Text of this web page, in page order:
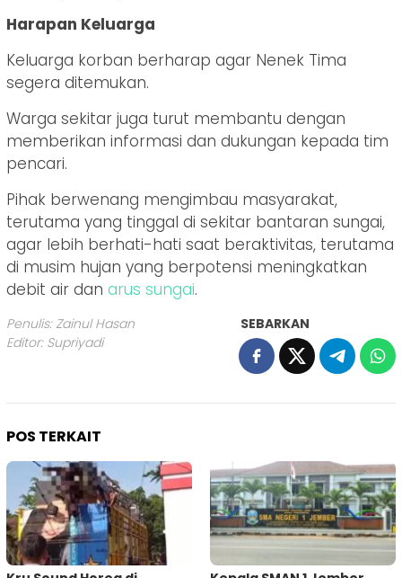
Harapan Keluarga
Keluarga korban berharap agar Nenek Tima
segera ditemukan.
Warga sekitar juga turut membantu dengan
memberikan informasi dan dukungan kepada tim
pencari.
Pihak berwenang mengimbau masyarakat,
terutama yang tinggal di sekitar bantaran sungai,
agar lebih berhati-hati saat beraktivitas, terutama
di musim hujan yang berpotensi meningkatkan
debit air dan arus sungai.
Penulis: Zainul Hasan
Editor: Supriyadi
SEBARKAN
POS TERKAIT